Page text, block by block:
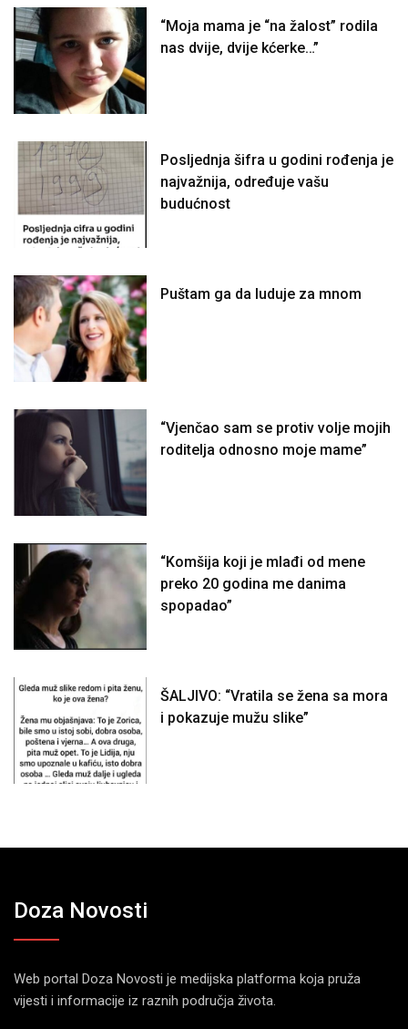
“Moja mama je “na žalost” rodila
nas dvije, dvije kćerke…”
Posljednja šifra u godini rođenja je
najvažnija, određuje vašu
budućnost
Puštam ga da luduje za mnom
“Vjenčao sam se protiv volje mojih
roditelja odnosno moje mame”
“Komšija koji je mlađi od mene
preko 20 godina me danima
spopadao”
ŠALJIVO: “Vratila se žena sa mora
i pokazuje mužu slike”
Doza Novosti
Web portal Doza Novosti je medijska platforma koja pruža
vijesti i informacije iz raznih područja života.